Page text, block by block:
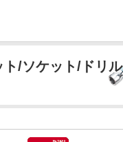
/ソケット/ドリル